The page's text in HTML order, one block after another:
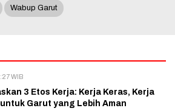
Wabup Garut
WIB
3 Etos Kerja: Kerja Keras, Kerja
Garut yang Lebih Aman